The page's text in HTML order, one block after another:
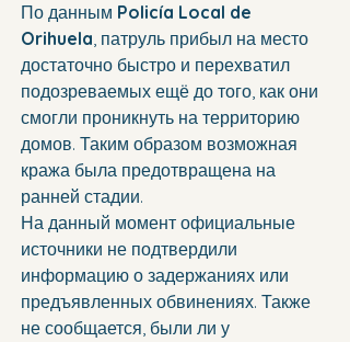
По данным Policía Local de
Orihuela, патруль прибыл на место
достаточно быстро и перехватил
подозреваемых ещё до того, как они
смогли проникнуть на территорию
домов. Таким образом возможная
кража была предотвращена на
ранней стадии.
На данный момент официальные
источники не подтвердили
информацию о задержаниях или
предъявленных обвинениях. Также
не сообщается, были ли у